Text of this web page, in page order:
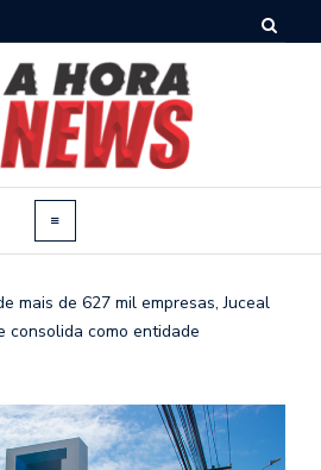
mais de 627 mil empresas, Juceal
consolida como entidade